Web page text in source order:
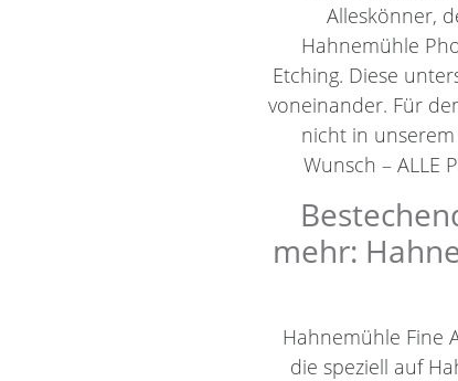
Alleskönner,
Hahnemühle
Etching. Diese
voneinander. Für
nicht in
Wunsch – ALLE
mehr:
Hahnemühle Fine
die speziell auf